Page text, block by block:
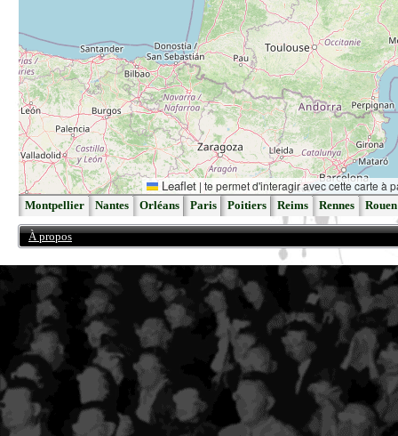
Leaflet | te permet d'interagir avec cette carte à
Montpellier Nantes Orléans Paris Poitiers Reims Rennes Rouen
À propos